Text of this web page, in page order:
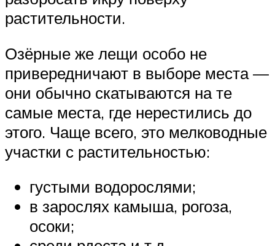
растительности.
Озёрные же лещи особо не
привередничают в выборе места —
они обычно скатываются на те
самые места, где нерестились до
этого. Чаще всего, это мелководные
участки с растительностью:
густыми водорослями;
в зарослях камыша, рогоза,
осоки;